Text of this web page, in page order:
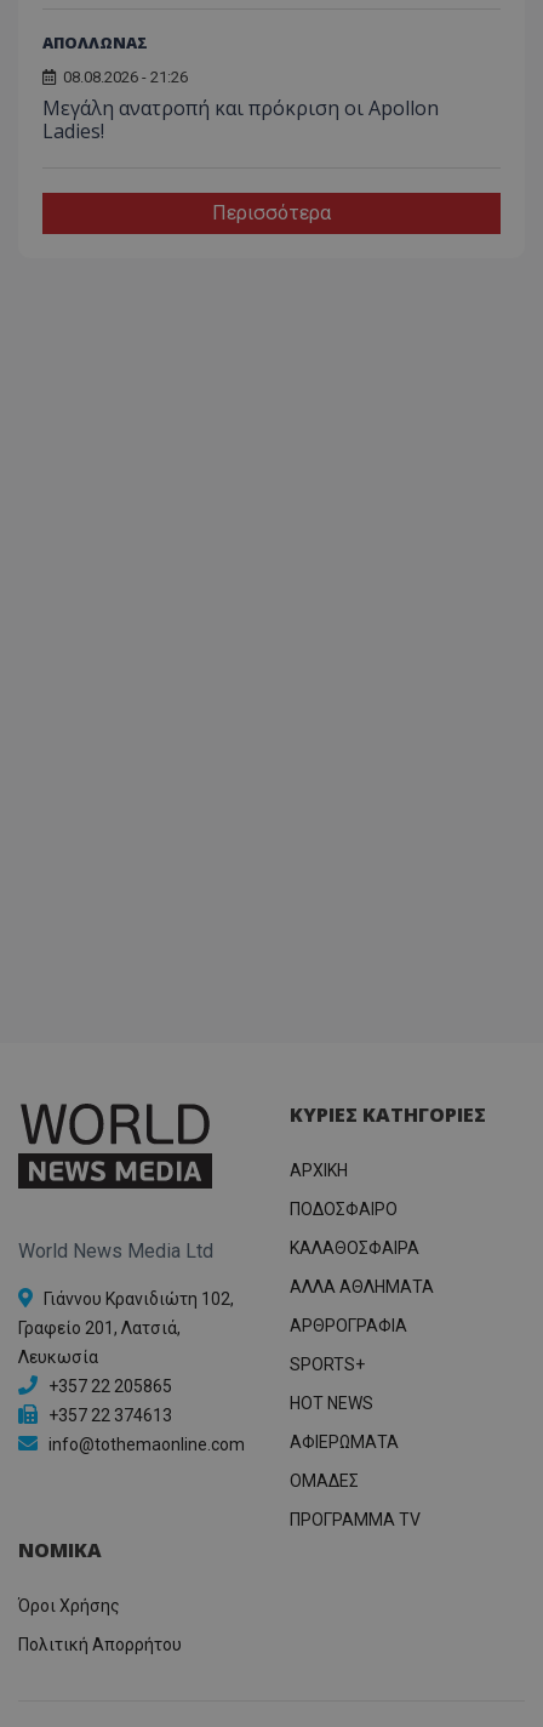
ΑΠΟΛΛΩΝΑΣ
08.08.2026 - 21:26
Μεγάλη ανατροπή και πρόκριση οι Apollon
Ladies!
Περισσότερα
World News Media Ltd
Γιάννου Κρανιδιώτη 102,
Γραφείο 201, Λατσιά,
Λευκωσία
+357 22 205865
+357 22 374613
info@tothemaonline.com
ΚΥΡΙΕΣ ΚΑΤΗΓΟΡΙΕΣ
ΑΡΧΙΚΗ
ΠΟΔΟΣΦΑΙΡΟ
ΚΑΛΑΘΟΣΦΑΙΡΑ
ΑΛΛΑ ΑΘΛΗΜΑΤΑ
ΑΡΘΡΟΓΡΑΦΙΑ
SPORTS+
HOT NEWS
ΑΦΙΕΡΩΜΑΤΑ
ΟΜΑΔΕΣ
ΠΡΟΓΡΑΜΜΑ TV
ΝΟΜΙΚΑ
Όροι Χρήσης
Πολιτική Απορρήτου